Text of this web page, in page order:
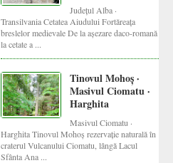
Județul Alba ·
Transilvania Cetatea Aiudului Fortăreața
breslelor medievale De la așezare daco-romană
la cetate a ...
Tinovul Mohoș ·
Masivul Ciomatu ·
Harghita
Masivul Ciomatu ·
Harghita Tinovul Mohoș rezervație naturală în
craterul Vulcanului Ciomatu, lângă Lacul
Sfânta Ana ...